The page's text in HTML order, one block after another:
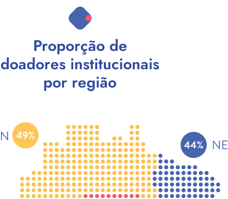
Proporção de
doadores institucionais
por região